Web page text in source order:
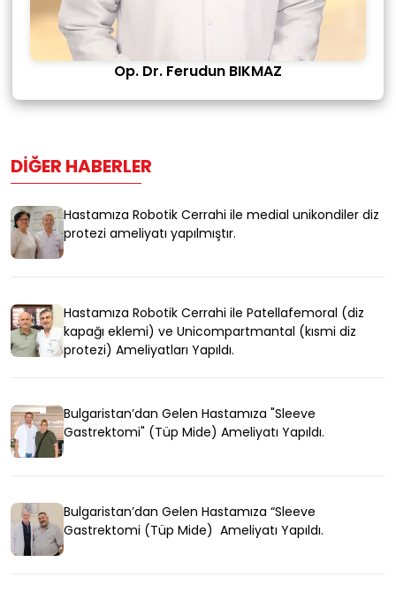
Op. Dr. Ferudun BIKMAZ
DIĞER HABERLER
Hastamıza Robotik Cerrahi ile medial unikondiler diz
protezi ameliyatı yapılmıştır.
Hastamıza Robotik Cerrahi ile Patellafemoral (diz
kapağı eklemi) ve Unicompartmantal (kısmi diz
protezi) Ameliyatları Yapıldı.
Bulgaristan’dan Gelen Hastamıza "Sleeve
Gastrektomi" (Tüp Mide) Ameliyatı Yapıldı.
Bulgaristan’dan Gelen Hastamıza “Sleeve
Gastrektomi (Tüp Mide) Ameliyatı Yapıldı.